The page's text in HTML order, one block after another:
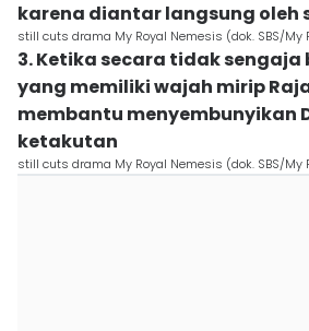
karena diantar langsung oleh
still cuts drama My Royal Nemesis (dok. SBS/My
3. Ketika secara tidak sengaja
yang memiliki wajah mirip
membantu menyembunyikan
ketakutan
still cuts drama My Royal Nemesis (dok. SBS/My